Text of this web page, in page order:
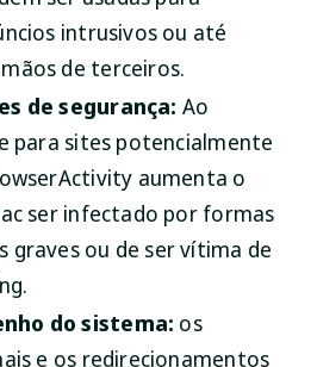
intrusivos ou até
de terceiros.
de segurança: Ao
para sites potencialmente
aumenta o
ser infectado por formas
graves ou de ser vítima de
do sistema: os
e os redirecionamentos